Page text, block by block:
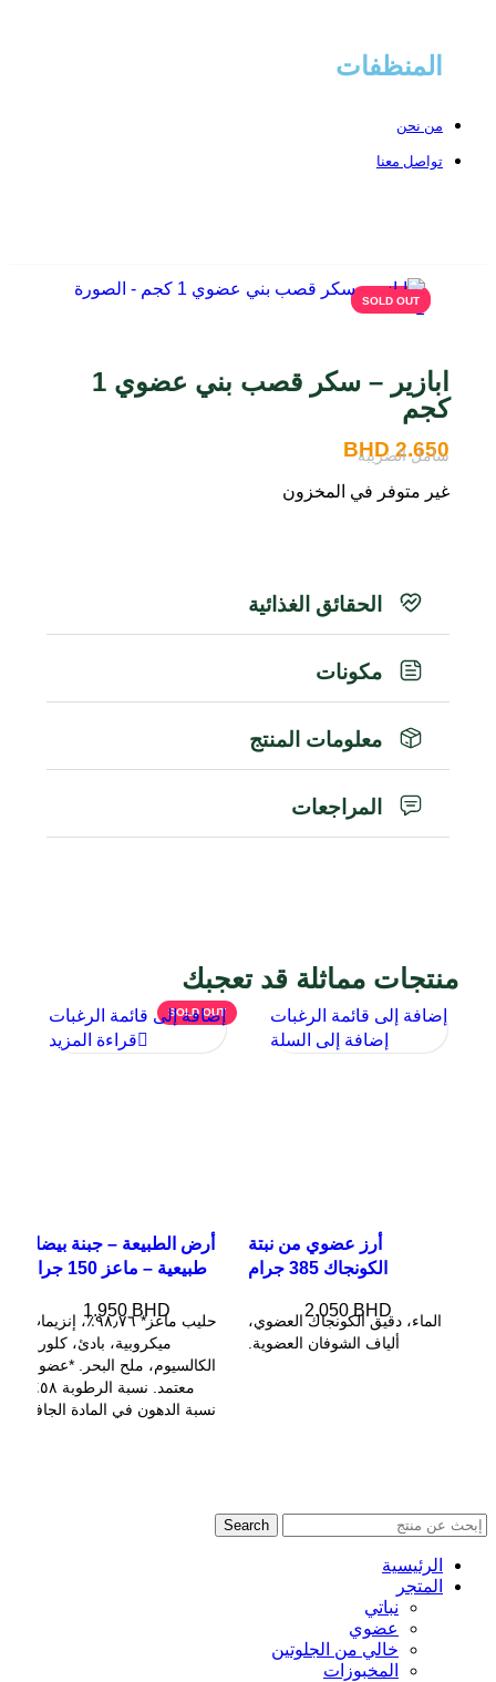
المنظفات
من نحن
تواصل معنا
SOLD OUT
SOLD OUT
ابازير – سكر قصب بني عضوي 1
كجم
2.650
BHD
شامل الضريبة
غير متوفر في المخزون
الحقائق الغذائية
مكونات
معلومات المنتج
المراجعات
منتجات مماثلة قد تعجبك
أرز عضوي من نبتة
الكونجاك 385 جرام
2.050 BHD
الماء، دقيق الكونجاك العضوي،
ألياف الشوفان العضوية.
إضافة إلى قائمة الرغبات
إضافة إلى السلة
SOLD OUT
أرض الطبيعة – جبنة بيضاء
طبيعية – ماعز 150 جرام
1.950 BHD
حليب ماعز* ٩٨٫٧٦٪، إنزيمات
ميكروبية، بادئ، كلوريد
الكالسيوم، ملح البحر. *عضوي
معتمد. نسبة الرطوبة ٥٨٪.
نسبة الدهون في المادة الجافة
إضافة إلى قائمة الرغبات
قراءة المزيد
Search
الرئيسية
المتجر
نباتي
عضوي
خالي من الجلوتين
المخبوزات